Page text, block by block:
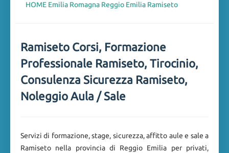
HOME Emilia Romagna Reggio Emilia Ramiseto
Ramiseto Corsi, Formazione
Professionale Ramiseto, Tirocinio,
Consulenza Sicurezza Ramiseto,
Noleggio Aula / Sale
Servizi di formazione, stage, sicurezza, affitto aule e sale a
Ramiseto nella provincia di Reggio Emilia per privati,